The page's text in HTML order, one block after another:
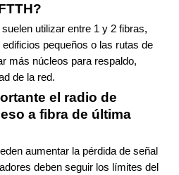
utilizar entre 1 y 2 fibras,
pequeños o las rutas de
más núcleos para respaldo,
de la red.
el radio de
a fibra de última
aumentar la pérdida de señal
deben seguir los límites del